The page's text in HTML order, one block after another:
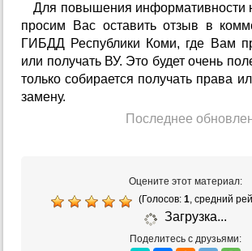
Для повышения информативности
просим Вас оставить отзыв в
ГИБДД Республики Коми, где Вам
или получать ВУ. Это будет очень
только собирается получать права
замену.
Последнее
Оцените этот материал:
(Голосов: 1, средний
Загрузка...
Поделитесь с друзьями: